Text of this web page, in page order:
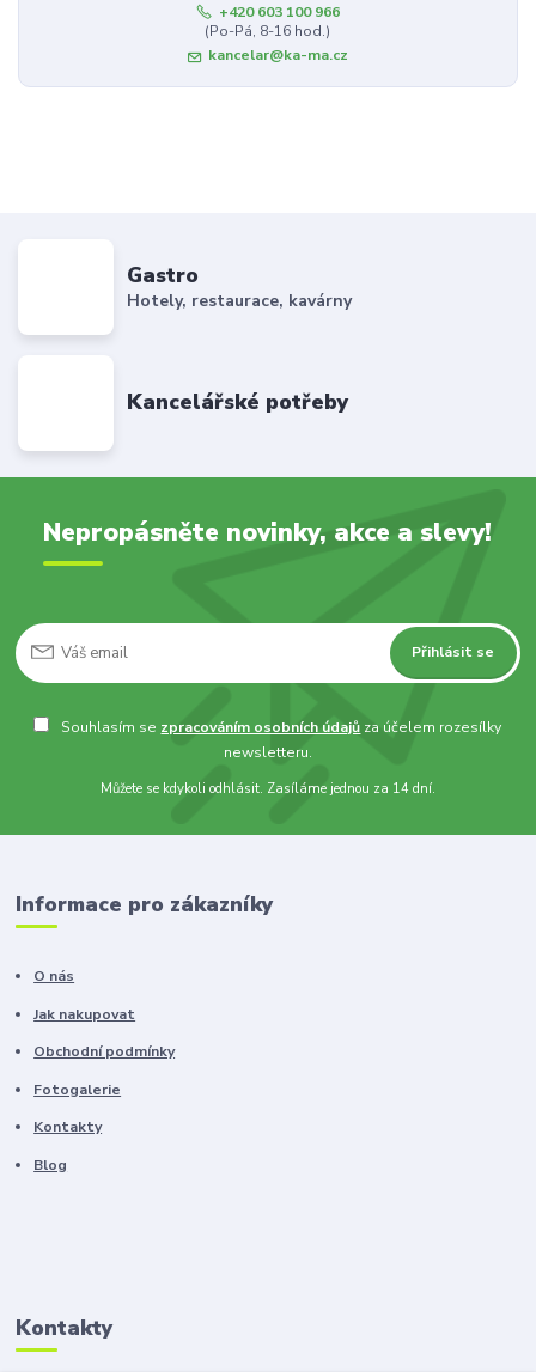
+420 603 100 966
(Po-Pá, 8-16 hod.)
kancelar@ka-ma.cz
Gastro
Hotely, restaurace, kavárny
Kancelářské potřeby
Nepropásněte novinky, akce a slevy!
Přihlásit se
Souhlasím se zpracováním osobních údajů za účelem rozesílky
newsletteru.
Můžete se kdykoli odhlásit. Zasíláme jednou za 14 dní.
Informace pro zákazníky
O nás
Jak nakupovat
Obchodní podmínky
Fotogalerie
Kontakty
Blog
Kontakty